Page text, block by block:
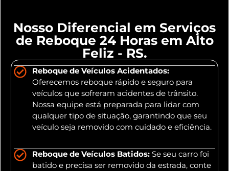
Nosso Diferencial em Serviços
de Reboque 24 Horas em Alto
Feliz - RS.
Reboque de Veículos Acidentados:
Oferecemos reboque rápido e seguro para
veículos que sofreram acidentes de trânsito.
Nossa equipe está preparada para lidar com
qualquer tipo de situação, garantindo que seu
veículo seja removido com cuidado e eficiência.
Reboque de Veículos Batidos: Se seu carro foi
batido e precisa ser removido da estrada, conte